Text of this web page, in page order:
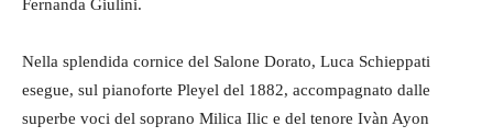
Fernanda Giulini.
Nella splendida cornice del Salone Dorato, Luca Schieppati
esegue, sul pianoforte Pleyel del 1882, accompagnato dalle
superbe voci del soprano Milica Ilic e del tenore Ivàn Ayon